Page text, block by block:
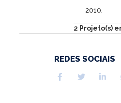
2010.
2 Projeto(s)
REDES SOCIAIS